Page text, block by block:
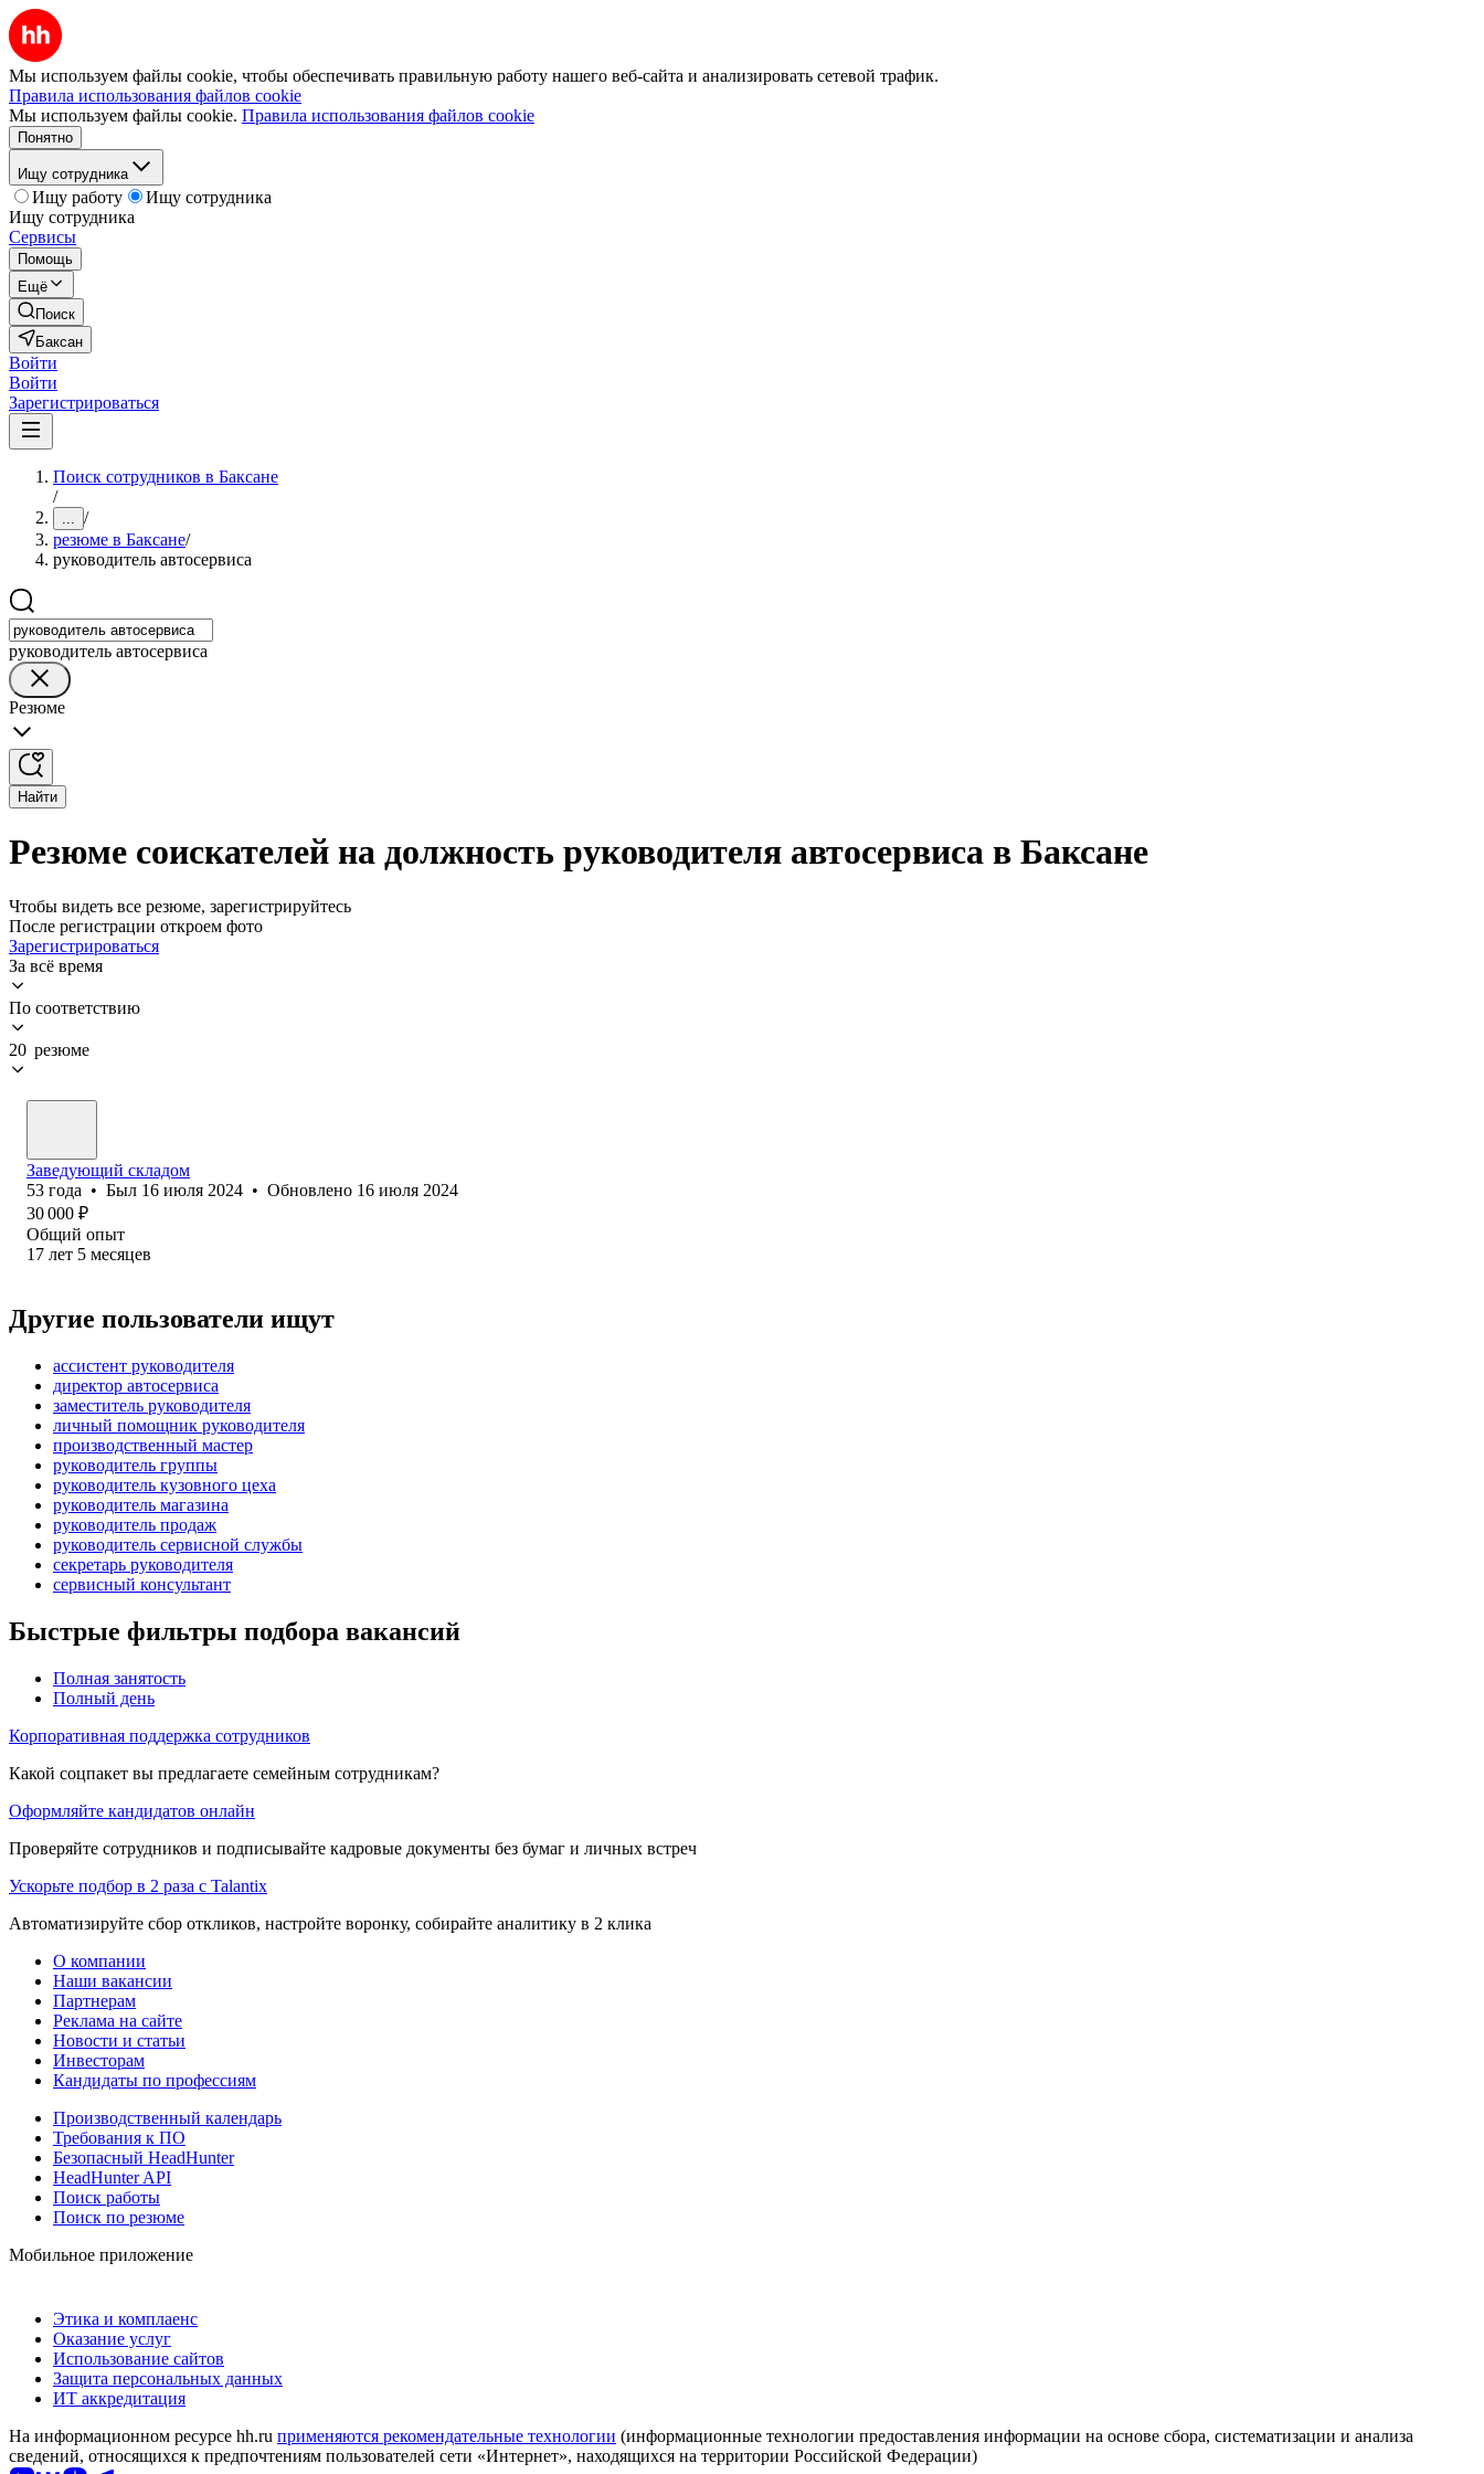
Мы используем файлы cookie, чтобы обеспечивать правильную работу нашего веб-сайта и анализировать сетевой трафик.
Правила использования файлов cookie
Мы используем файлы cookie. Правила использования файлов cookie
Понятно
Ищу сотрудника
Ищу работу
Ищу сотрудника
Ищу сотрудника
Сервисы
Помощь
Ещё
Поиск
Баксан
Войти
Войти
Зарегистрироваться
Поиск сотрудников в Баксане
/
... /
резюме в Баксане/
руководитель автосервиса
руководитель автосервиса
Резюме
Найти
Резюме соискателей на должность руководителя автосервиса в Баксане
Чтобы видеть все резюме, зарегистрируйтесь
После регистрации откроем фото
Зарегистрироваться
За всё время
По соответствию
20 резюме
Заведующий складом
53 года • Был 16 июля 2024 • Обновлено 16 июля 2024
30 000 ₽
Общий опыт
17 лет 5 месяцев
Другие пользователи ищут
ассистент руководителя
директор автосервиса
заместитель руководителя
личный помощник руководителя
производственный мастер
руководитель группы
руководитель кузовного цеха
руководитель магазина
руководитель продаж
руководитель сервисной службы
секретарь руководителя
сервисный консультант
Быстрые фильтры подбора вакансий
Полная занятость
Полный день
Корпоративная поддержка сотрудников
Какой соцпакет вы предлагаете семейным сотрудникам?
Оформляйте кандидатов онлайн
Проверяйте сотрудников и подписывайте кадровые документы без бумаг и личных встреч
Ускорьте подбор в 2 раза с Talantix
Автоматизируйте сбор откликов, настройте воронку, собирайте аналитику в 2 клика
О компании
Наши вакансии
Партнерам
Реклама на сайте
Новости и статьи
Инвесторам
Кандидаты по профессиям
Производственный календарь
Требования к ПО
Безопасный HeadHunter
HeadHunter API
Поиск работы
Поиск по резюме
Мобильное приложение
Этика и комплаенс
Оказание услуг
Использование сайтов
Защита персональных данных
ИТ аккредитация
На информационном ресурсе hh.ru применяются рекомендательные технологии (информационные технологии предоставления информации на основе сбора, систематизации и анализа
сведений, относящихся к предпочтениям пользователей сети «Интернет», находящихся на территории Российской Федерации)